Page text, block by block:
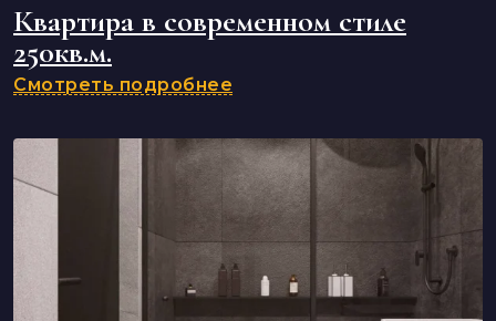
Квартира в современном стиле
250кв.м.
Смотреть подробнее